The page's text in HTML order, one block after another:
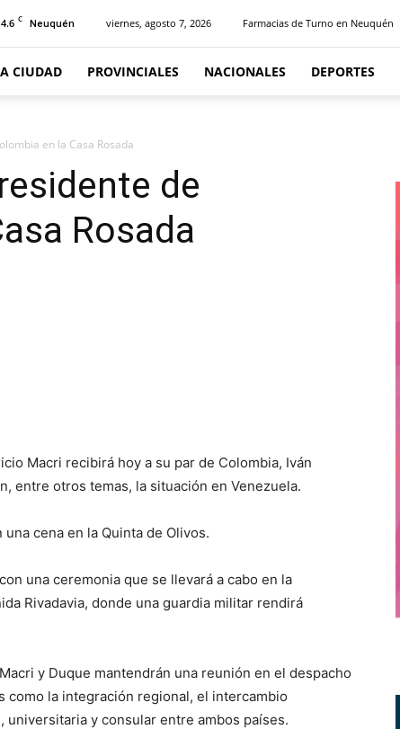
4.6 C Neuquén viernes, agosto 7, 2026 Farmacias de Turno en Neuquén
CIUDAD PROVINCIALES NACIONALES DEPORTES
en la Casa Rosada
de
Rosada
Macri recibirá hoy a su par de Colombia, Iván
entre otros temas, la situación en Venezuela.
cena en la Quinta de Olivos.
una ceremonia que se llevará a cabo en la
Rivadavia, donde una guardia militar rendirá
y Duque mantendrán una reunión en el despacho
como la integración regional, el intercambio
y consular entre ambos países.